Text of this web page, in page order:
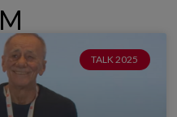
TALK 2025